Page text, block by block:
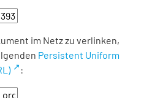
im Netz zu verlinken,
Persistent Uniform
: